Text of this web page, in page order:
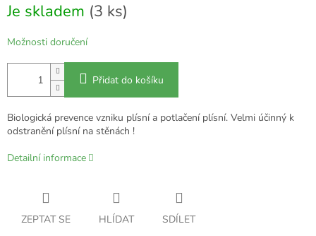
cena:
Je skladem (3 ks)
Možnosti doručení
Přidat do košíku
Biologická prevence vzniku plísní a potlačení plísní. Velmi účinný k
odstranění plísní na stěnách !
Detailní informace
ZEPTAT SE HLÍDAT SDÍLET